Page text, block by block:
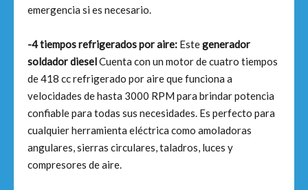
emergencia si es necesario.
-4 tiempos refrigerados por aire: Estegenerador
soldador dieselCuenta con un motor de cuatro tiempos
de 418 cc refrigerado por aire que funciona a
velocidades de hasta 3000 RPM para brindar potencia
confiable para todas sus necesidades. Es perfecto para
cualquier herramienta eléctrica como amoladoras
angulares, sierras circulares, taladros, luces y
compresores de aire.